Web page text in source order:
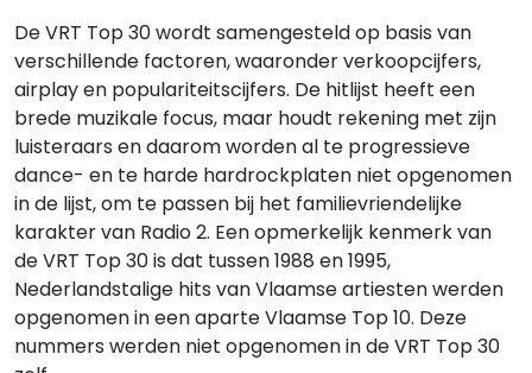
De VRT Top 30 wordt samengesteld op basis van
verschillende factoren, waaronder verkoopcijfers,
airplay en populariteitscijfers. De hitlijst heeft een
brede muzikale focus, maar houdt rekening met zijn
luisteraars en daarom worden al te progressieve
dance- en te harde hardrockplaten niet opgenomen
in de lijst, om te passen bij het familievriendelijke
karakter van Radio 2. Een opmerkelijk kenmerk van
de VRT Top 30 is dat tussen 1988 en 1995,
Nederlandstalige hits van Vlaamse artiesten werden
opgenomen in een aparte Vlaamse Top 10. Deze
nummers werden niet opgenomen in de VRT Top 30